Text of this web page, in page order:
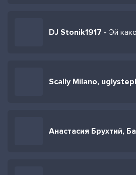
DJ Stonik1917 - Эй какой
Scally Milano,
Анастасия Брухтий,